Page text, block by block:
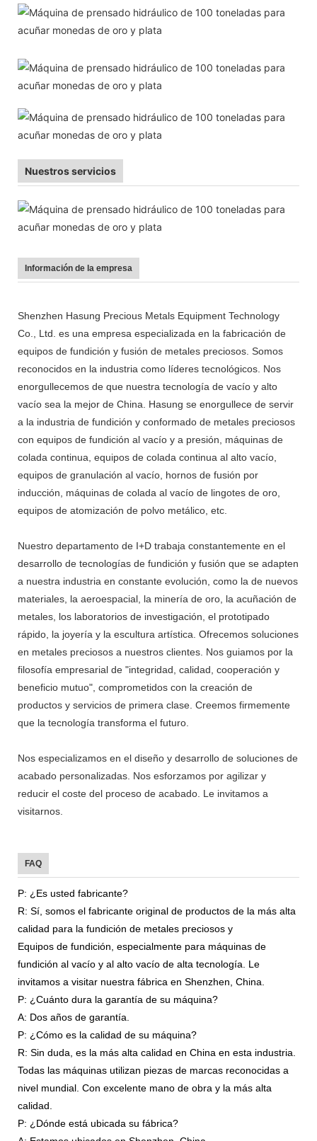
Nuestros servicios
Información de la empresa
Shenzhen Hasung Precious Metals Equipment Technology
Co., Ltd. es una empresa especializada en la fabricación de
equipos de fundición y fusión de metales preciosos. Somos
reconocidos en la industria como líderes tecnológicos. Nos
enorgullecemos de que nuestra tecnología de vacío y alto
vacío sea la mejor de China. Hasung se enorgullece de servir
a la industria de fundición y conformado de metales preciosos
con equipos de fundición al vacío y a presión, máquinas de
colada continua, equipos de colada continua al alto vacío,
equipos de granulación al vacío, hornos de fusión por
inducción, máquinas de colada al vacío de lingotes de oro,
equipos de atomización de polvo metálico, etc.
Nuestro departamento de I+D trabaja constantemente en el
desarrollo de tecnologías de fundición y fusión que se adapten
a nuestra industria en constante evolución, como la de nuevos
materiales, la aeroespacial, la minería de oro, la acuñación de
metales, los laboratorios de investigación, el prototipado
rápido, la joyería y la escultura artística. Ofrecemos soluciones
en metales preciosos a nuestros clientes. Nos guiamos por la
filosofía empresarial de "integridad, calidad, cooperación y
beneficio mutuo", comprometidos con la creación de
productos y servicios de primera clase. Creemos firmemente
que la tecnología transforma el futuro.
Nos especializamos en el diseño y desarrollo de soluciones de
acabado personalizadas. Nos esforzamos por agilizar y
reducir el coste del proceso de acabado. Le invitamos a
visitarnos.
FAQ
P: ¿Es usted fabricante?
R: Sí, somos el fabricante original de productos de la más alta
calidad para la fundición de metales preciosos y
Equipos de fundición, especialmente para máquinas de
fundición al vacío y al alto vacío de alta tecnología. Le
invitamos a visitar nuestra fábrica en Shenzhen, China.
P: ¿Cuánto dura la garantía de su máquina?
A: Dos años de garantía.
P: ¿Cómo es la calidad de su máquina?
R: Sin duda, es la más alta calidad en China en esta industria.
Todas las máquinas utilizan piezas de marcas reconocidas a
nivel mundial. Con excelente mano de obra y la más alta
calidad.
P: ¿Dónde está ubicada su fábrica?